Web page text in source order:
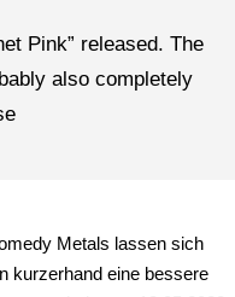
Pink” released. The
also completely
Metals lassen sich
kurzerhand eine bessere